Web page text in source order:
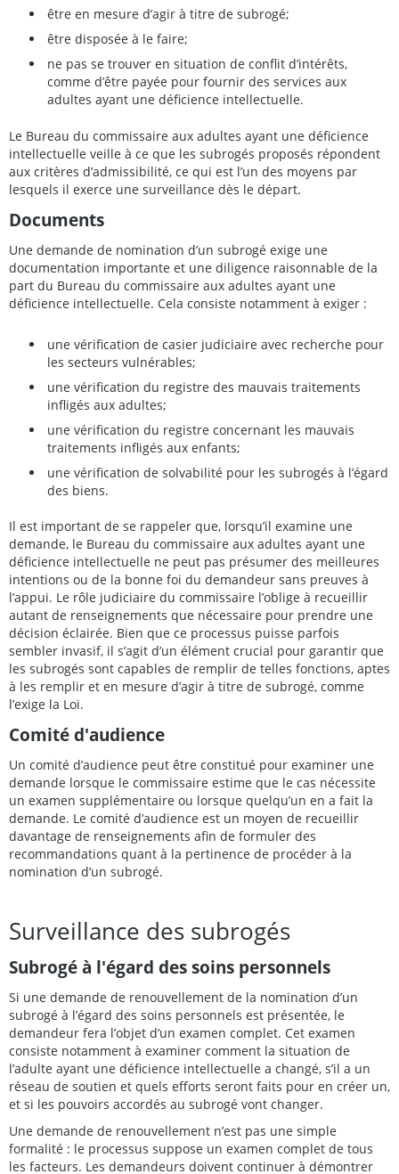
être en mesure d’agir à titre de subrogé;
être disposée à le faire;
ne pas se trouver en situation de conflit d’intérêts,
comme d’être payée pour fournir des services aux
adultes ayant une déficience intellectuelle.
Le Bureau du commissaire aux adultes ayant une déficience
intellectuelle veille à ce que les subrogés proposés répondent
aux critères d’admissibilité, ce qui est l’un des moyens par
lesquels il exerce une surveillance dès le départ.
Documents
Une demande de nomination d’un subrogé exige une
documentation importante et une diligence raisonnable de la
part du Bureau du commissaire aux adultes ayant une
déficience intellectuelle. Cela consiste notamment à exiger :
une vérification de casier judiciaire avec recherche pour
les secteurs vulnérables;
une vérification du registre des mauvais traitements
infligés aux adultes;
une vérification du registre concernant les mauvais
traitements infligés aux enfants;
une vérification de solvabilité pour les subrogés à l’égard
des biens.
Il est important de se rappeler que, lorsqu’il examine une
demande, le Bureau du commissaire aux adultes ayant une
déficience intellectuelle ne peut pas présumer des meilleures
intentions ou de la bonne foi du demandeur sans preuves à
l’appui. Le rôle judiciaire du commissaire l’oblige à recueillir
autant de renseignements que nécessaire pour prendre une
décision éclairée. Bien que ce processus puisse parfois
sembler invasif, il s’agit d’un élément crucial pour garantir que
les subrogés sont capables de remplir de telles fonctions, aptes
à les remplir et en mesure d’agir à titre de subrogé, comme
l’exige la Loi.
Comité d'audience
Un comité d’audience peut être constitué pour examiner une
demande lorsque le commissaire estime que le cas nécessite
un examen supplémentaire ou lorsque quelqu’un en a fait la
demande. Le comité d’audience est un moyen de recueillir
davantage de renseignements afin de formuler des
recommandations quant à la pertinence de procéder à la
nomination d’un subrogé.
Surveillance des subrogés
Subrogé à l'égard des soins personnels
Si une demande de renouvellement de la nomination d’un
subrogé à l’égard des soins personnels est présentée, le
demandeur fera l’objet d’un examen complet. Cet examen
consiste notamment à examiner comment la situation de
l’adulte ayant une déficience intellectuelle a changé, s’il a un
réseau de soutien et quels efforts seront faits pour en créer un,
et si les pouvoirs accordés au subrogé vont changer.
Une demande de renouvellement n’est pas une simple
formalité : le processus suppose un examen complet de tous
les facteurs. Les demandeurs doivent continuer à démontrer